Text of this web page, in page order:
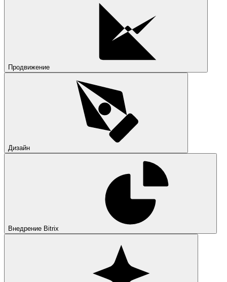
Продвижение
Дизайн
Внедрение Bitrix